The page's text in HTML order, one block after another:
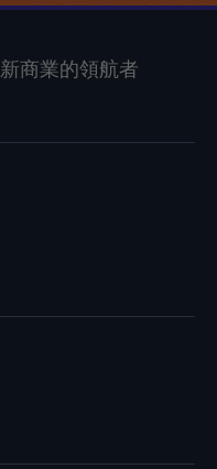
新商業的領航者